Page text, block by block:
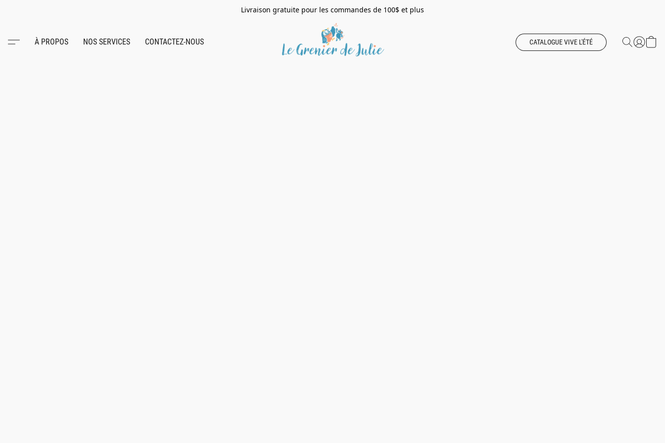
Livraison gratuite pour les commandes de 100$ et plus
À PROPOS NOS SERVICES CONTACTEZ-NOUS CATALOGUE VIVE L'ÉTÉ